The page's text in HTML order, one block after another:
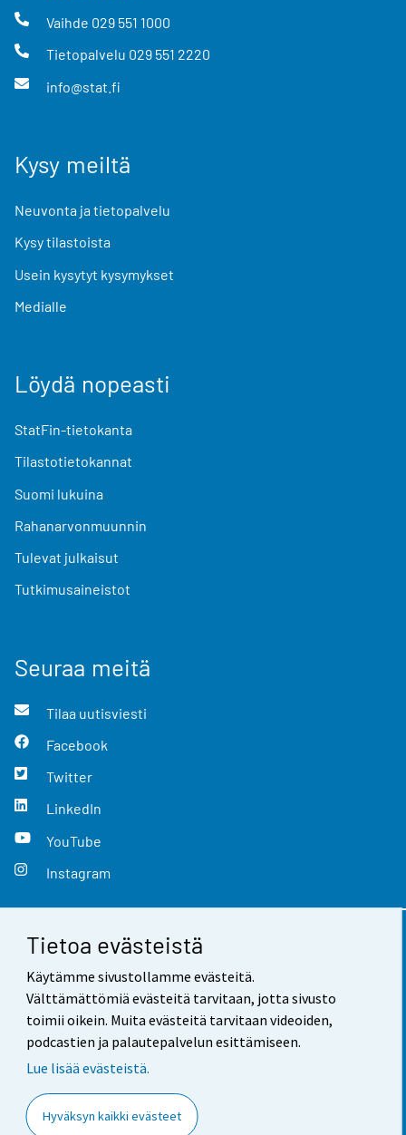
Tietoa evästeistä
Käytämme sivustollamme evästeitä.
Välttämättömiä evästeitä tarvitaan, jotta sivusto
toimii oikein. Muita evästeitä tarvitaan videoiden,
podcastien ja palautepalvelun esittämiseen.
Lue lisää evästeistä.
Hyväksyn kaikki evästeet
Vaihde 029 551 1000
Tietopalvelu 029 551 2220
info@stat.fi
Kysy meiltä
Neuvonta ja tietopalvelu
Kysy tilastoista
Usein kysytyt kysymykset
Medialle
Löydä nopeasti
StatFin-tietokanta
Tilastotietokannat
Suomi lukuina
Rahanarvonmuunnin
Tulevat julkaisut
Tutkimusaineistot
Seuraa meitä
Tilaa uutisviesti
Facebook
Twitter
LinkedIn
YouTube
Instagram
Yhteystiedot
Palaute
Käyttöehdot
Saavutettavuus
Tietoa sivustosta